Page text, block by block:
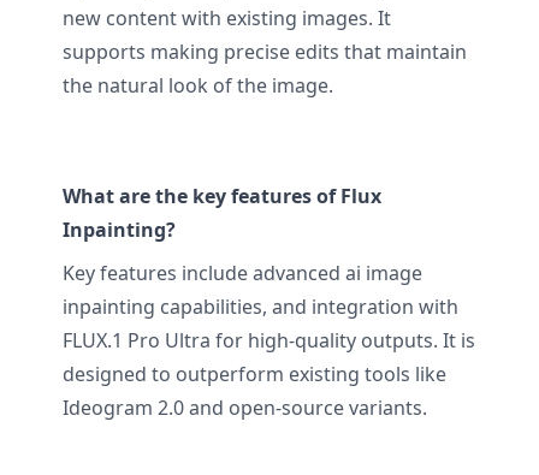
new content with existing images. It
supports making precise edits that maintain
the natural look of the image.
What are the key features of Flux
Inpainting?
Key features include advanced ai image
inpainting capabilities, and integration with
FLUX.1 Pro Ultra for high-quality outputs. It is
designed to outperform existing tools like
Ideogram 2.0 and open-source variants.